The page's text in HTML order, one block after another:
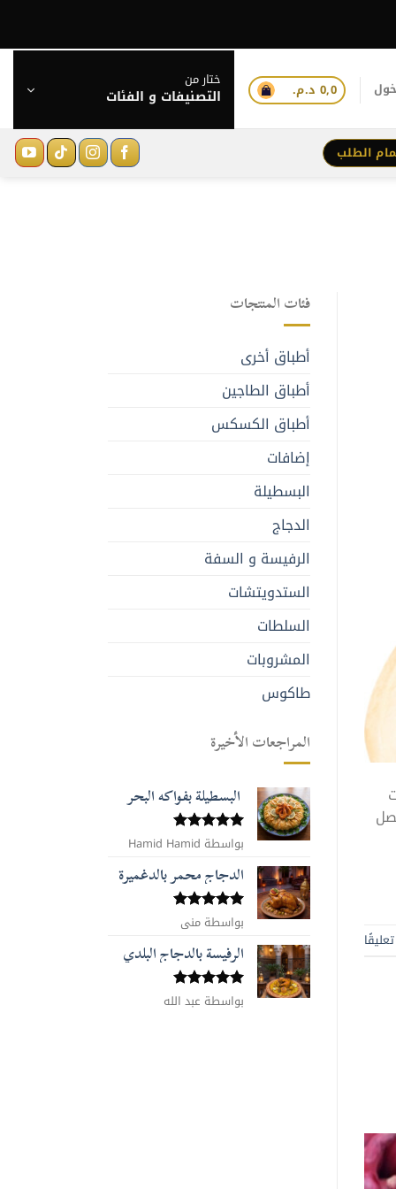
0,0 د.م. ختار من
التصنيفات و الفئات
الطلب
فئات المنتجات
أطباق أخرى
أطباق الطاجين
أطباق الكسكس
إضافات
البسطيلة
الدجاج
الرفيسة و السفة
الستدويتشات
السلطات
المشروبات
طاكوس
المراجعات الأخيرة
البسطيلة بفواكه البحر
تم التقييم
5من 5
بواسطة Hamid Hamid
الدجاج محمر بالدغميرة
تم التقييم
5من 5
بواسطة منى
الرفيسة بالدجاج البلدي
تم التقييم
5من 5
بواسطة عبد الله